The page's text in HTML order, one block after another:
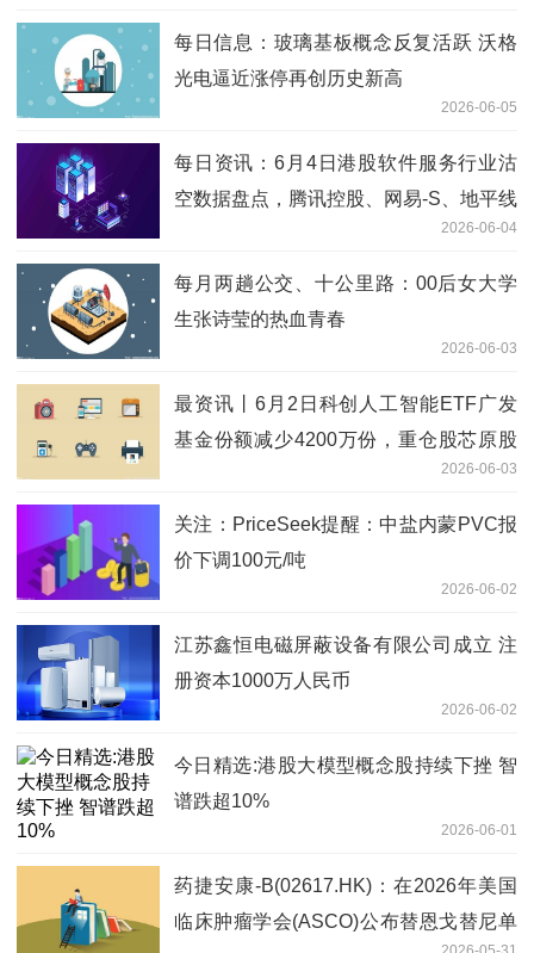
每日信息：玻璃基板概念反复活跃 沃格
光电逼近涨停再创历史新高
2026-06-05
每日资讯：6月4日港股软件服务行业沽
空数据盘点，腾讯控股、网易-S、地平线
机器人-W沽空金额位居行业前三2026-06-04
每月两趟公交、十公里路：00后女大学
生张诗莹的热血青春
2026-06-03
最资讯丨6月2日科创人工智能ETF广发
基金份额减少4200万份，重仓股芯原股
2026-06-03
关注：PriceSeek提醒：中盐内蒙PVC报
价下调100元/吨
2026-06-02
江苏鑫恒电磁屏蔽设备有限公司成立 注
册资本1000万人民币
2026-06-02
今日精选:港股大模型概念股持续下挫 智
谱跌超10%
2026-06-01
药捷安康-B(02617.HK)：在2026年美国
临床肿瘤学会(ASCO)公布替恩戈替尼单